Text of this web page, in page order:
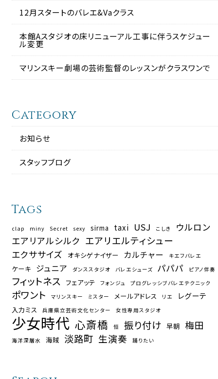
12月スタートのバレエ&Vaクラス
本館Aスタジオの床リニューアル工事に伴うスケジュー
ル変更
マリンスキー劇場の芸術監督のレッスンがクラスワンで
Category
お知らせ
スタッフブログ
Tags
clap miny Secret sexy sirma taxi USJ こしき
ウルロン
エアリアルシルク エアリエルティシュー
エクササイズ オキシゲナイザー カルチャー キエフバレエ
ケーキ ジュニア ダンススタジオ バレエシューズ パパパ ピアノ伴奏
フィットネス フェアッテ フォンジュ プログレッシブバレエテクニック
ポワント マリンスキー ミスター メールアドレス リエ レグーテ
入力ミス 兵庫県立芸術文化センター 女性専用スタジオ
少女時代 心斎橋 恒 振り付け 早朝 梅田
海洋深層水 海賊 淡路町 生演奏 踊りたい